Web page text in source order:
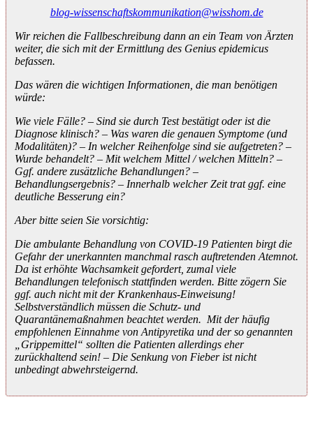
blog-wissenschaftskommunikation@wisshom.de
Wir reichen die Fallbeschreibung dann an ein Team von Ärzten
weiter, die sich mit der Ermittlung des Genius epidemicus
befassen.
Das wären die wichtigen Informationen, die man benötigen
würde:
Wie viele Fälle? – Sind sie durch Test bestätigt oder ist die
Diagnose klinisch? – Was waren die genauen Symptome (und
Modalitäten)? – In welcher Reihenfolge sind sie aufgetreten? –
Wurde behandelt? – Mit welchem Mittel / welchen Mitteln? –
Ggf. andere zusätzliche Behandlungen? –
Behandlungsergebnis? – Innerhalb welcher Zeit trat ggf. eine
deutliche Besserung ein?
Aber bitte seien Sie vorsichtig:
Die ambulante Behandlung von COVID-19 Patienten birgt die
Gefahr der unerkannten manchmal rasch auftretenden Atemnot.
Da ist erhöhte Wachsamkeit gefordert, zumal viele
Behandlungen telefonisch stattfinden werden. Bitte zögern Sie
ggf. auch nicht mit der Krankenhaus-Einweisung!
Selbstverständlich müssen die Schutz- und
Quarantänemaßnahmen beachtet werden. Mit der häufig
empfohlenen Einnahme von Antipyretika und der so genannten
„Grippemittel“ sollten die Patienten allerdings eher
zurückhaltend sein! – Die Senkung von Fieber ist nicht
unbedingt abwehrsteigernd.